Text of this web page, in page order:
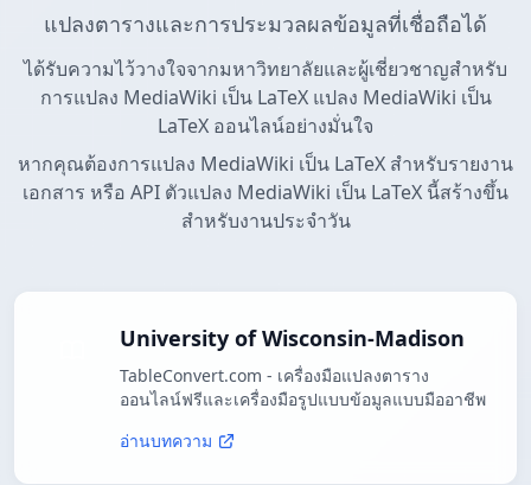
แปลงตารางและการประมวลผลข้อมูลที่เชื่อถือได้
ได้รับความไว้วางใจจากมหาวิทยาลัยและผู้เชี่ยวชาญสำหรับ
การแปลง MediaWiki เป็น LaTeX แปลง MediaWiki เป็น
LaTeX ออนไลน์อย่างมั่นใจ
หากคุณต้องการแปลง MediaWiki เป็น LaTeX สำหรับรายงาน
เอกสาร หรือ API ตัวแปลง MediaWiki เป็น LaTeX นี้สร้างขึ้น
สำหรับงานประจำวัน
University of Wisconsin-Madison
TableConvert.com - เครื่องมือแปลงตาราง
ออนไลน์ฟรีและเครื่องมือรูปแบบข้อมูลแบบมืออาชีพ
อ่านบทความ